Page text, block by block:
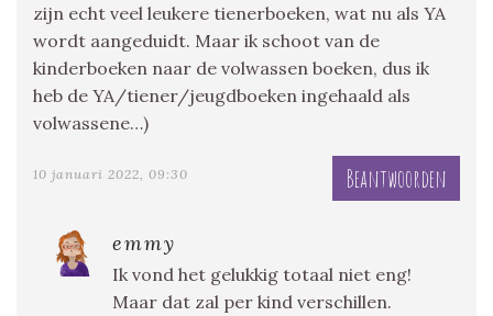
zijn echt veel leukere tienerboeken, wat nu als YA
wordt aangeduidt. Maar ik schoot van de
kinderboeken naar de volwassen boeken, dus ik
heb de YA/tiener/jeugdboeken ingehaald als
volwassene…)
10 januari 2022, 09:30 Beantwoorden
emmy
Ik vond het gelukkig totaal niet eng!
Maar dat zal per kind verschillen.